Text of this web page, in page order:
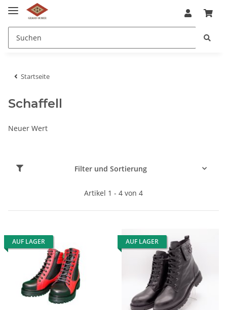
Startseite
Schaffell
Neuer Wert
Filter und Sortierung
Artikel 1 - 4 von 4
AUF LAGER AUF LAGER